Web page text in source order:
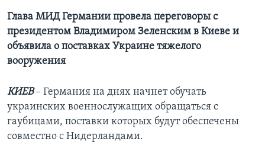
Глава МИД Германии провела переговоры с
президентом Владимиром Зеленским в Киеве и
объявила о поставках Украине тяжелого
вооружения
КИЕВ– Германия на днях начнет обучать
украинских военнослужащих обращаться с
гаубицами, поставки которых будут обеспечены
совместно с Нидерландами.